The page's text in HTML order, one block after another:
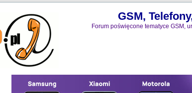
GSM,
Forum poświęcone tematyce GSM,